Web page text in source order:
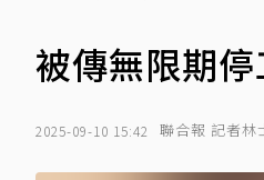
被傳無限期
2025-09-10 15:42 聯合報 記者林